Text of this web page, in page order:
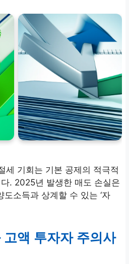
세 기회는 기본 공제의 적극적
. 2025년 발생한 매도 손실은
소득과 상계할 수 있는 ‘자
액 투자자 주의사